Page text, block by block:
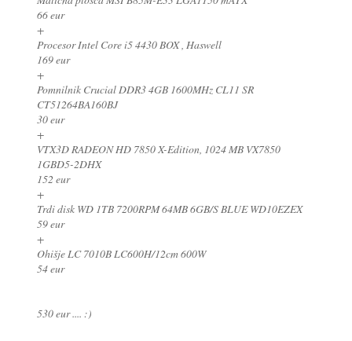
66 eur
+
Procesor Intel Core i5 4430 BOX , Haswell
169 eur
+
Pomnilnik Crucial DDR3 4GB 1600MHz CL11 SR
CT51264BA160BJ
30 eur
+
VTX3D RADEON HD 7850 X-Edition, 1024 MB VX7850
1GBD5-2DHX
152 eur
+
Trdi disk WD 1TB 7200RPM 64MB 6GB/S BLUE WD10EZEX
59 eur
+
Ohišje LC 7010B LC600H/12cm 600W
54 eur
530 eur .... :)